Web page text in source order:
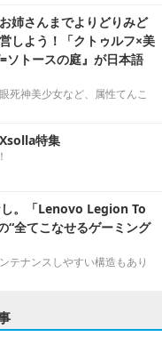
姉さんまでよりどりみど
しよう！「クトゥルフ×美
ソトースの庭』が日本語
死神美少女など、属性てんこ
特集
。「Lenovo Legion To
全てこなせるゲーミング
テナンスしやすい構造もあり